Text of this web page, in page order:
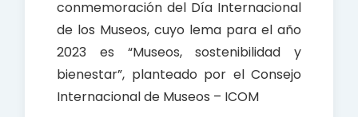
conmemoración del Día Internacional
de los Museos, cuyo lema para el año
2023 es “Museos, sostenibilidad y
bienestar”, planteado por el Consejo
Internacional de Museos – ICOM